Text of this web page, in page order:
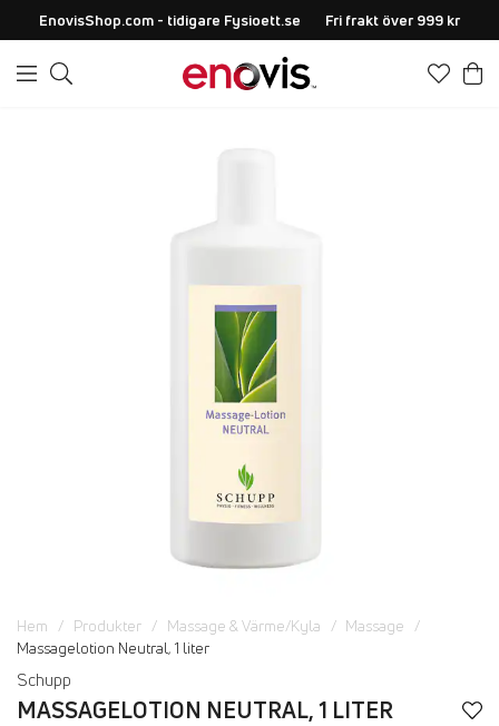
EnovisShop.com - tidigare Fysioett.se Fri frakt över 999 kr
Hem Produkter Massage & Värme/Kyla
Massage
Massagelotion Neutral, 1 liter
Schupp
MASSAGELOTION NEUTRAL, 1 LITER